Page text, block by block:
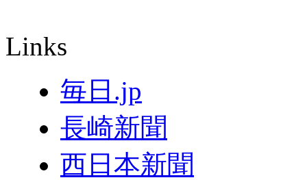
Links
毎日.jp
長崎新聞
西日本新聞